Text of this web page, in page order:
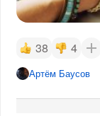
38 4
Артём Баусов